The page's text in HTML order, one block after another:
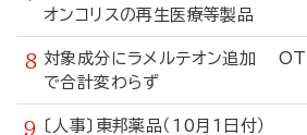
オンコリスの再生医療等製品
対象成分にラメルテオン追加
で合計変わらず
〔人事〕東邦薬品（10月1日付）